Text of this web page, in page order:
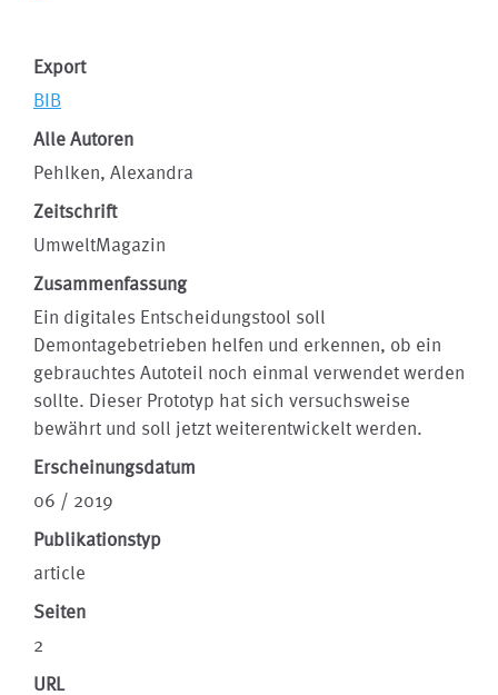
Export
BIB
Alle Autoren
Pehlken, Alexandra
Zeitschrift
UmweltMagazin
Zusammenfassung
Ein digitales Entscheidungstool soll
Demontagebetrieben helfen und erkennen, ob ein
gebrauchtes Autoteil noch einmal verwendet werden
sollte. Dieser Prototyp hat sich versuchsweise
bewährt und soll jetzt weiterentwickelt werden.
Erscheinungsdatum
06 / 2019
Publikationstyp
article
Seiten
2
URL